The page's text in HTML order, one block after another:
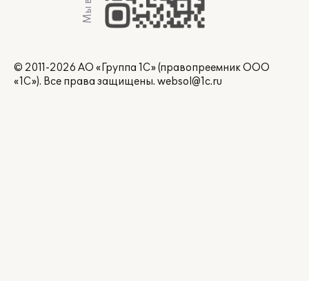
© 2011-2026 АО «Группа 1С» (правопреемник ООО
«1С»). Все права защищены. websol@1c.ru